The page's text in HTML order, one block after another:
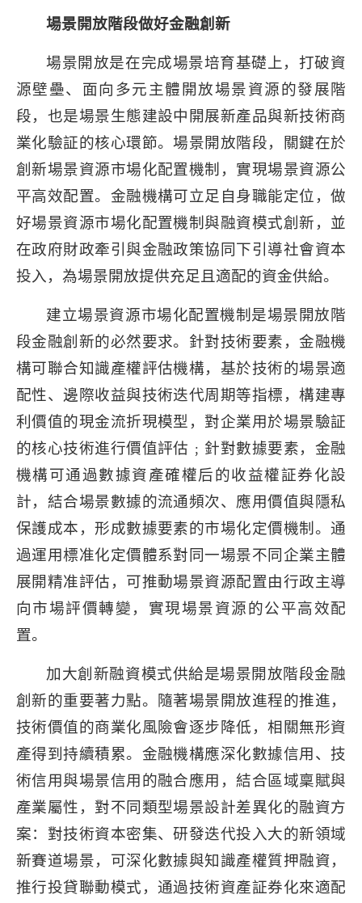
場景開放階段做好金融創新
場景開放是在完成場景培育基礎上，打破資
源壁壘、面向多元主體開放場景資源的發展階
段，也是場景生態建設中開展新產品與新技術商
業化驗証的核心環節。場景開放階段，關鍵在於
創新場景資源市場化配置機制，實現場景資源公
平高效配置。金融機構可立足自身職能定位，做
好場景資源市場化配置機制與融資模式創新，並
在政府財政牽引與金融政策協同下引導社會資本
投入，為場景開放提供充足且適配的資金供給。
建立場景資源市場化配置機制是場景開放階
段金融創新的必然要求。針對技術要素，金融機
構可聯合知識產權評估機構，基於技術的場景適
配性、邊際收益與技術迭代周期等指標，構建專
利價值的現金流折現模型，對企業用於場景驗証
的核心技術進行價值評估﹔針對數據要素，金融
機構可通過數據資產確權后的收益權証券化設
計，結合場景數據的流通頻次、應用價值與隱私
保護成本，形成數據要素的市場化定價機制。通
過運用標准化定價體系對同一場景不同企業主體
展開精准評估，可推動場景資源配置由行政主導
向市場評價轉變，實現場景資源的公平高效配
置。
加大創新融資模式供給是場景開放階段金融
創新的重要著力點。隨著場景開放進程的推進，
技術價值的商業化風險會逐步降低，相關無形資
產得到持續積累。金融機構應深化數據信用、技
術信用與場景信用的融合應用，結合區域稟賦與
產業屬性，對不同類型場景設計差異化的融資方
案：對技術資本密集、研發迭代投入大的新領域
新賽道場景，可深化數據與知識產權質押融資，
推行投貸聯動模式，通過技術資產証券化來適配